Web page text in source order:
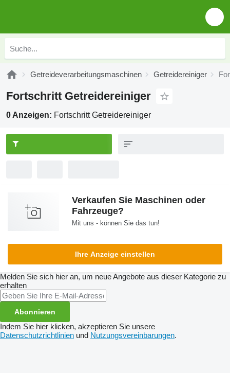
Getreideverarbeitungsmaschinen Getreidereiniger
Fortschritt Getreidereiniger
0 Anzeigen: Fortschritt Getreidereiniger
Verkaufen Sie Maschinen oder
Fahrzeuge?
Mit uns - können Sie das tun!
Ihre Anzeige einstellen
Melden Sie sich hier an, um neue Angebote aus dieser Kategorie zu
erhalten
Abonnieren
Indem Sie hier klicken, akzeptieren Sie unsere
Datenschutzrichtlinien und Nutzungsvereinbarungen.